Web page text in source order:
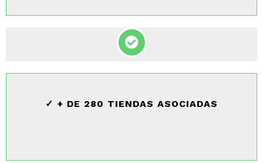
✓ + DE 280 TIENDAS ASOCIADAS